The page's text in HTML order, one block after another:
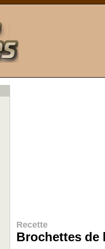
Recette
Brochettes de